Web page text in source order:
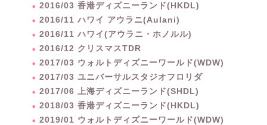
2016/03 香港ディズニーランド(HKDL)
2016/11 ハワイ アウラニ(Aulani)
2016/11 ハワイ(アウラニ・ホノルル)
2016/12 クリスマスTDR
2017/03 ウォルトディズニーワールド(WDW)
2017/03 ユニバーサルスタジオフロリダ
2017/06 上海ディズニーランド(SHDL)
2018/03 香港ディズニーランド(HKDL)
2019/01 ウォルトディズニーワールド(WDW)